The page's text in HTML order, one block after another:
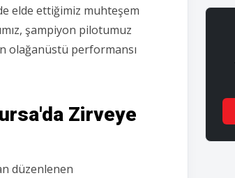
elde ettiğimiz muhteşem
şampiyon pilotumuz
olağanüstü performansı
Zirveye
düzenlenen